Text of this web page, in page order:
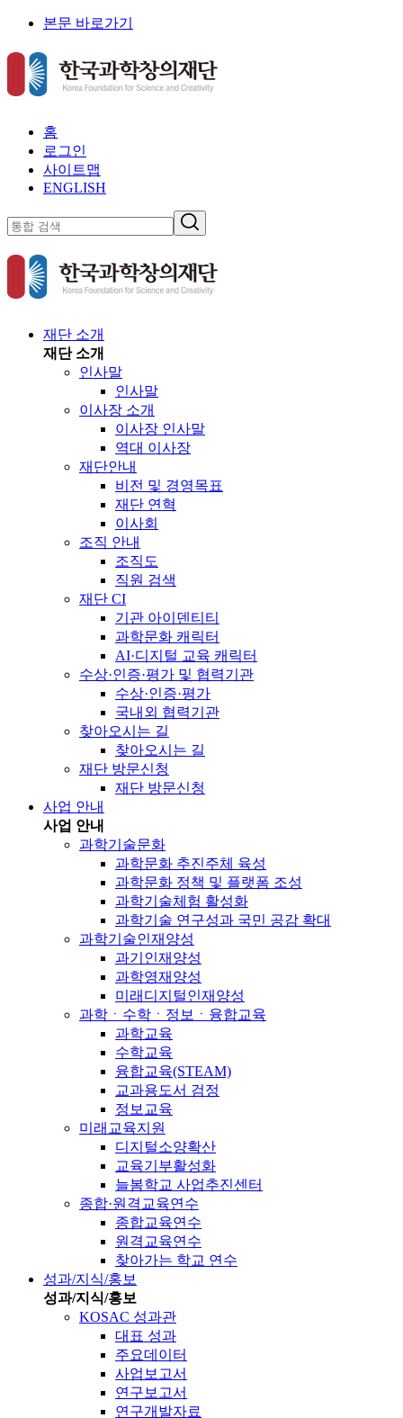
본문 바로가기
홈
로그인
사이트맵
ENGLISH
재단 소개
재단 소개
인사말
인사말
이사장 소개
이사장 인사말
역대 이사장
재단안내
비전 및 경영목표
재단 연혁
이사회
조직 안내
조직도
직원 검색
재단 CI
기관 아이덴티티
과학문화 캐릭터
AI·디지털 교육 캐릭터
수상·인증·평가 및 협력기관
수상·인증·평가
국내외 협력기관
찾아오시는 길
찾아오시는 길
재단 방문신청
재단 방문신청
사업 안내
사업 안내
과학기술문화
과학문화 추진주체 육성
과학문화 정책 및 플랫폼 조성
과학기술체험 활성화
과학기술 연구성과 국민 공감 확대
과학기술인재양성
과기인재양성
과학영재양성
미래디지털인재양성
과학ㆍ수학ㆍ정보ㆍ융합교육
과학교육
수학교육
융합교육(STEAM)
교과용도서 검정
정보교육
미래교육지원
디지털소양확산
교육기부활성화
늘봄학교 사업추진센터
종합·원격교육연수
종합교육연수
원격교육연수
찾아가는 학교 연수
성과/지식/홍보
성과/지식/홍보
KOSAC 성과관
대표 성과
주요데이터
사업보고서
연구보고서
연구개발자료